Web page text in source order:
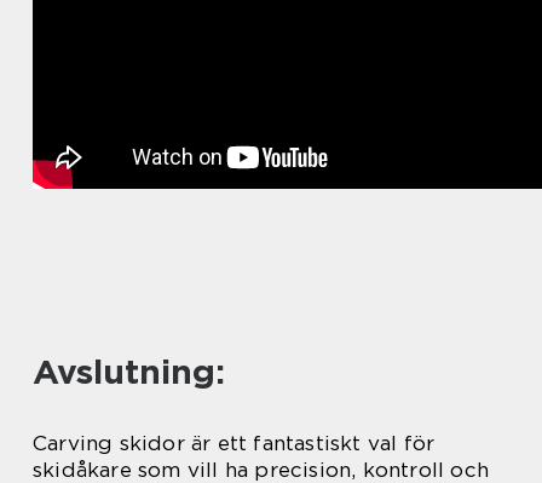
Avslutning:
Carving skidor är ett fantastiskt val för
skidåkare som vill ha precision, kontroll och